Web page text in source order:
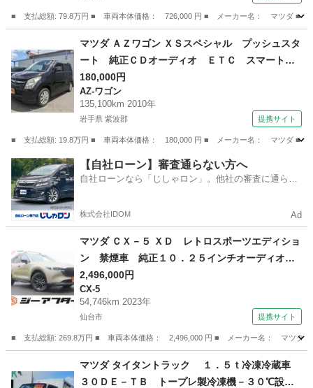
■ 支払総額: 79.8万円 ■ 車両本体価格： 726,000 円 ■ メーカー名： マツダ ■ 車
CX-5
マツダ ＡＺワゴン ＸＳスペシャル プッシュスタ
ート 純正ＣＤオーディオ ＥＴＣ スマートキ
ー （検9.1）
180,000円
AZ-ワゴン
135,100km 2010年
岩手県 紫波郡 提携サイト
■ 支払総額: 19.8万円 ■ 車両本体価格： 180,000 円 ■ メーカー名： マツダ ■
岩手 紫波郡 AZ-ワゴン
【自社ローン】審査通らない方へ
自社ローンなら「じしゃロン」。他社の審査に通らな
株式会社IDOM Ad
マツダ ＣＸ－５ ＸＤ レトロスポーツエディショ
ン 禁煙車 純正１０．２５インチオーディオ
フルセグＴＶ 全周囲カメラ ブラウンハーフレ
ザーシート シートヒーター ステアリングヒ
ーター 電動リアゲート ルーフレール ＢＳ
2,496,000円
CX-5
54,746km 2023年
仙台市 提携サイト
■ 支払総額: 269.8万円 ■ 車両本体価格： 2,496,000 円 ■ メーカー名： マツダ
CX-5
マツダ タイタントラック １．５ｔ冷凍冷蔵車
３０ＤＥ－ＴＢ トープレ製冷凍機－３０℃設